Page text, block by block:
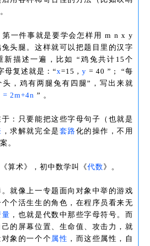
第一件事就是要学会怎样用 m n x y
兔头腿。这样就可以把题目里的汉字
新描述一遍，比如 “鸡兔共计15个
母复述就是：“x=15 , y = 40 ” ; “每
头，鸡有两腿兔有四腿”，写出来就
= 2m+4n ” 。
：只要能把这些字母句子（也就是
，求解就完全是套路化的操作，不用
。
算术》，初中数学叫《代数》。
就像上一专题面向对象中举的游戏
个活生生的角色，在程序员看来无
量 ，也就是代数中那些字母符号。而
的屏幕位置、生命值、攻击力，就
象的一个个 属性 ，而这些属性，自